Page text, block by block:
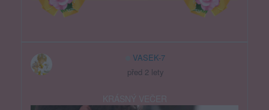
VASEK-7
před 2 lety